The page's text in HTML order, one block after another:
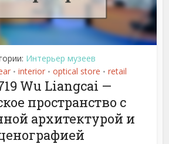
Интерьер музеев
• interior • optical store • retail
Wu Liangcai —
пространство с
архитектурой и